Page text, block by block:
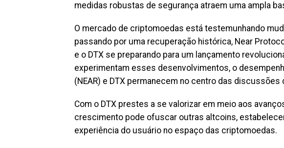
medidas robustas de segurança atraem uma ampla
O mercado de criptomoedas está testemunhando
passando por uma recuperação histórica, Near
e o DTX se preparando para um lançamento
experimentam esses desenvolvimentos, o
(NEAR) e DTX permanecem no centro das discussões
Com o DTX prestes a se valorizar em meio aos
crescimento pode ofuscar outras altcoins,
experiência do usuário no espaço das criptomoedas.